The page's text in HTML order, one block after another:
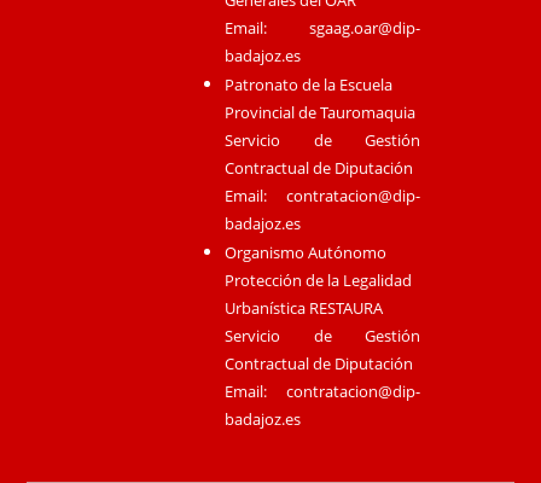
Email:sgaag.oar@dip-
badajoz.es
Patronato de la Escuela
Provincial de Tauromaquia
Servicio de Gestión
Contractual de Diputación
Email:contratacion@dip-
badajoz.es
Organismo Autónomo
Protección de la Legalidad
Urbanística RESTAURA
Servicio de Gestión
Contractual de Diputación
Email:contratacion@dip-
badajoz.es